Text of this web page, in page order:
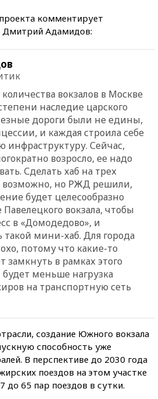
комментирует
Дмитрий Адамидов:
вокзалов в Москве
наследие царского
дороги были не едины,
и каждая строила себе
инфраструктуру. Сейчас,
возросло, ее надо
Сделать хаб на трех
возможно, но РЖД решили,
будет целесообразно
вокзала, чтобы
в «Домодедово», и
такой мини-хаб. Для города
потому что какие-то
замкнуть в рамках этого
будет меньше нагрузка
на транспортную сеть
создание Южного вокзала
способность уже
В перспективе до 2030 года
поездов на этом участке
до 65 пар поездов в сутки.